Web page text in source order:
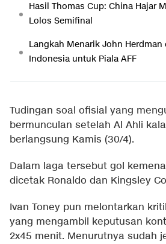
Hasil Thomas Cup: China Hajar
Lolos Semifinal
Langkah Menarik John Herdman
Indonesia untuk Piala AFF
Tudingan soal ofisial yang
bermunculan setelah Al Ahli
berlangsung Kamis (30/4).
Dalam laga tersebut gol
dicetak Ronaldo dan Kingsley
Ivan Toney pun melontarkan
yang mengambil keputusan
2x45 menit. Menurutnya sudah